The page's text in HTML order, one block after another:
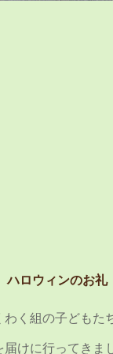
ハロウィンのお礼
く組の子どもた
届けに行ってきま